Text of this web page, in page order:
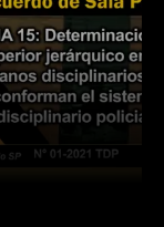
WhatsApp